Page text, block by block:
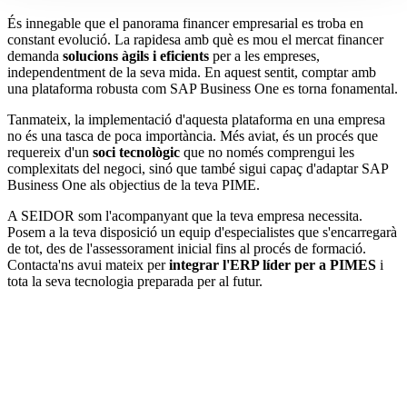
És innegable que el panorama financer empresarial es troba en
constant evolució. La rapidesa amb què es mou el mercat financer
demanda solucions àgils i eficients per a les empreses,
independentment de la seva mida. En aquest sentit, comptar amb
una plataforma robusta com SAP Business One es torna fonamental.
Tanmateix, la implementació d'aquesta plataforma en una empresa
no és una tasca de poca importància. Més aviat, és un procés que
requereix d'un soci tecnològic que no només comprengui les
complexitats del negoci, sinó que també sigui capaç d'adaptar SAP
Business One als objectius de la teva PIME.
A SEIDOR som l'acompanyant que la teva empresa necessita.
Posem a la teva disposició un equip d'especialistes que s'encarregarà
de tot, des de l'assessorament inicial fins al procés de formació.
Contacta'ns avui mateix perintegrar l'ERP líder per a PIMES i
tota la seva tecnologia preparada per al futur.